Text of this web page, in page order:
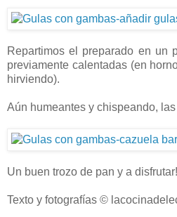
Repartimos el preparado en un
previamente calentadas (en
hirviendo).
Aún humeantes y chispeando,
Un buen trozo de pan y a
Texto y fotografías ©